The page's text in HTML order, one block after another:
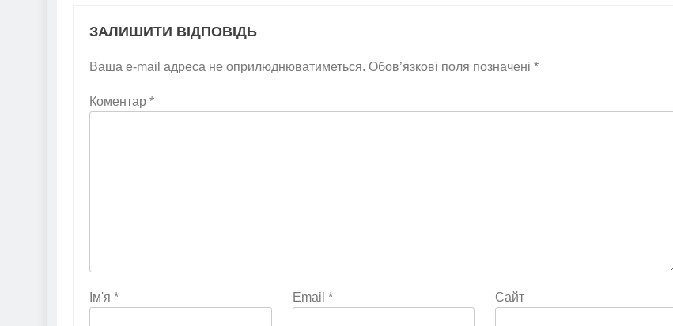
ЗАЛИШИТИ ВІДПОВІДЬ
Ваша e-mail адреса не оприлюднюватиметься. Обов’язкові поля позначені *
Коментар *
Ім'я * Email * Сайт